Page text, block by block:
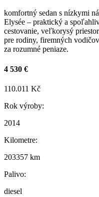
komfortný sedan s nízkymi
Elysée – praktický a
cestovanie, veľkorysý
pre rodiny, firemných
za rozumné peniaze.
4 530 €
110.011 Kč
Rok výroby:
2014
Kilometre:
203357 km
Palivo:
diesel